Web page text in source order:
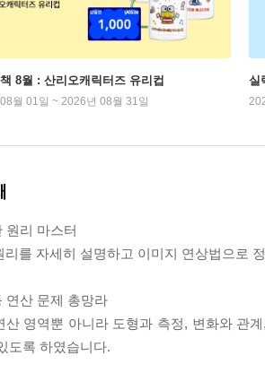
8월 : 산리오캐릭터즈 유리컵
월 01일 ~ 2026년 08월 31일
실
원리 마스터
리를 자세히 설명하고 이미지 연상법으로
연산 문제 총망라
산 영역뿐 아니라 도형과 측정, 변화와 관
도록 하였습니다.